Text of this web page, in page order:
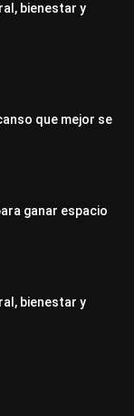
bienestar y
que mejor se
ganar espacio
bienestar y